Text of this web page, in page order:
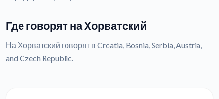
Где говорят на Хорватский
На Хорватский говорят в Croatia, Bosnia, Serbia, Austria,
and Czech Republic.